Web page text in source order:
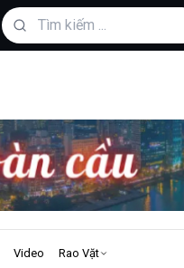
Video Rao Vặt